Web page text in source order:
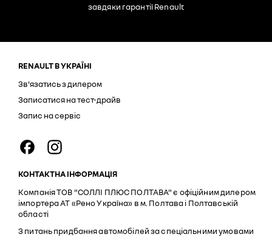
завдяки гарантії Renault
RENAULT В УКРАЇНІ
Зв'язатись з дилером
Записатися на тест-драйв
Запис на сервіс
КОНТАКТНА ІНФОРМАЦІЯ
Компанія ТОВ "СОЛЛІ ПЛЮС ПОЛТАВА" є офіційним дилером
імпортера АТ «Рено Україна» в м. Полтава і Полтавській
області
З питань придбання автомобілей за спеціальними умовами